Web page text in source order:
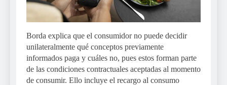
Borda explica que el consumidor no puede decidir
unilateralmente qué conceptos previamente
informados paga y cuáles no, pues estos forman parte
de las condiciones contractuales aceptadas al momento
de consumir. Ello incluye el recargo al consumo